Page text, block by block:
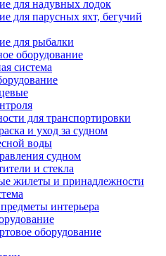
для надувных лодок
для парусных яхт, бегучий
для рыбалки
оборудование
система
для транспортировки
и уход за судном
воды
судном
и стекла
жилеты и принадлежности
интерьера
оборудование